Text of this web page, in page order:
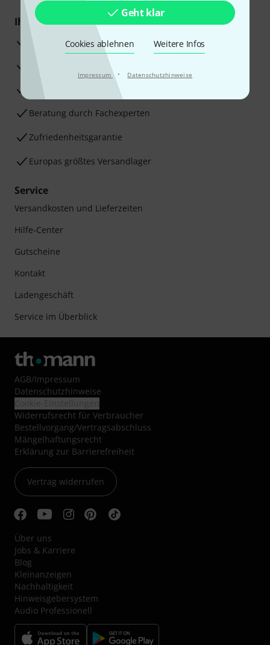
Geht klar
Cookies ablehnen Weitere Infos
Impressum · Datenschutzhinweise
Ihre Vorteile
3 Jahre Thomann Garantie
30 Tage Money-Back-Garantie
Beratung durch Fachexperten
Zufriedenheitsgarantie
Europas größtes Versandlager
Service
Versandkosten und Lieferzeiten
Hilfe-Center
Gutscheine
Kontakt
Ladengeschäft
Service im Überblick
AGB/Impressum
Datenschutzhinweise
Widerrufsrecht für Verbraucher
Bestellvorgang/Vertragsabschluss
Mängelhaftungsrecht
Erklärung zur Barrierefreiheit
Vertrag widerrufen
Über uns
Jobs & Karriere
Blog
Kleinanzeigen
Nachhaltigkeit
Hinweisgebersystem
Audio Professionell